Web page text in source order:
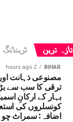
تازہ ترین ٹرینڈنگ
BIHAR
2 hours ago
مصنوعی ذہانت اور
ترقی کا سب سے
بہار کے ارکانِ
کونسلروں کی
اضافہ: سمراٹ